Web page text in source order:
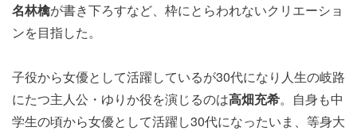
名林檎が書き下ろすなど、 枠にとらわれないクリエーショ
ンを目指した。
子役から女優として活躍しているが30代になり人生の岐路
にたつ主人公・ゆりか役を演じるのは高畑充希。 自身も中
学生の頃から女優として活躍し30代になったいま、 等身大